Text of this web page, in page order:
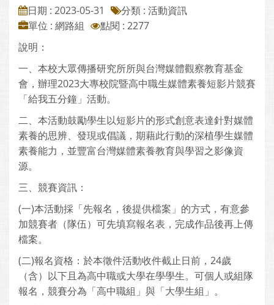
日期 : 2023-05-31
分類 : 活動資訊
單位 : 網路組
點閱 : 2277
說明：
一、本校大眾傳播研究所所與台灣媒體觀察教育基金
會，辦理2023大專校院暨高中職生媒體素養短影片競賽
「給我五分鐘」活動。
二、本活動鼓勵學生以短影片的形式創意表達針對媒體
素養的思辨、發現或倡議，期藉此行動的深植學生媒體
素養能力，並豐富台灣媒體素養教育與學習之影像資
源。
三、競賽資訊：
(一)本活動採「先報名，後提供檔案」的方式，有意參
加競賽者（隊伍）可先填寫報名表，完成作品後再上傳
檔案。
(二)報名資格：於本徵件活動收件截止日前，24歲
（含）以下且為高中職或大學在學學生。可個人或組隊
報名，競賽分為「高中職組」與「大學生組」。